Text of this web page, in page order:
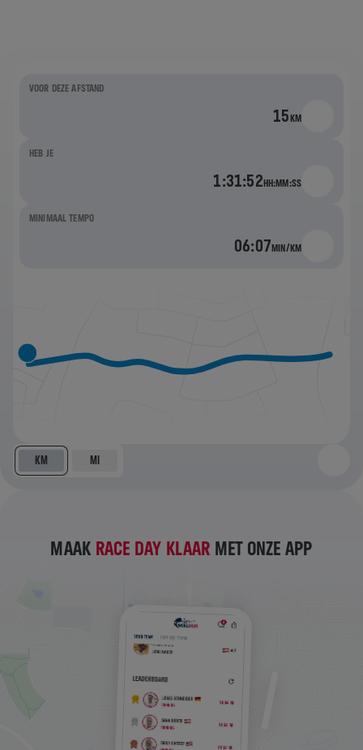
VOOR DEZE AFSTAND
15KM
HEB JE
1:31:52HH:MM:SS
MINIMAAL TEMPO
06:07MIN/KM
KM MI
MAAK RACE DAY KLAAR MET ONZE APP